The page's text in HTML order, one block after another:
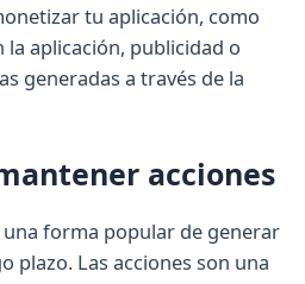
tu aplicación, como
aplicación, publicidad o
generadas a través de la
acciones
forma popular de generar
plazo. Las acciones son una